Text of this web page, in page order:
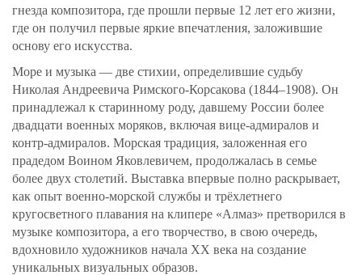
гнезда композитора, где прошли первые 12 лет его жизни,
где он получил первые яркие впечатления, заложившие
основу его искусства.
Море и музыка — две стихии, определившие судьбу
Николая Андреевича Римского-Корсакова (1844–1908). Он
принадлежал к старинному роду, давшему России более
двадцати военных моряков, включая вице-адмиралов и
контр-адмиралов. Морская традиция, заложенная его
прадедом Воином Яковлевичем, продолжалась в семье
более двух столетий. Выставка впервые полно раскрывает,
как опыт военно-морской службы и трёхлетнего
кругосветного плавания на клипере «Алмаз» претворился в
музыке композитора, а его творчество, в свою очередь,
вдохновило художников начала ХХ века на создание
уникальных визуальных образов.